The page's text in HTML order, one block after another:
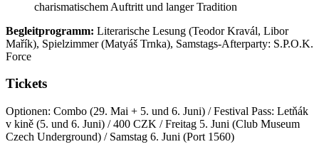
charismatischem Auftritt und langer Tradition
Begleitprogramm: Literarische Lesung (Teodor Kravál, Libor
Mařík), Spielzimmer (Matyáš Trnka), Samstags-Afterparty: S.P.O.K.
Force
Tickets
Optionen: Combo (29. Mai + 5. und 6. Juni) / Festival Pass: Letňák
v kině (5. und 6. Juni) / 400 CZK / Freitag 5. Juni (Club Museum
Czech Underground) / Samstag 6. Juni (Port 1560)